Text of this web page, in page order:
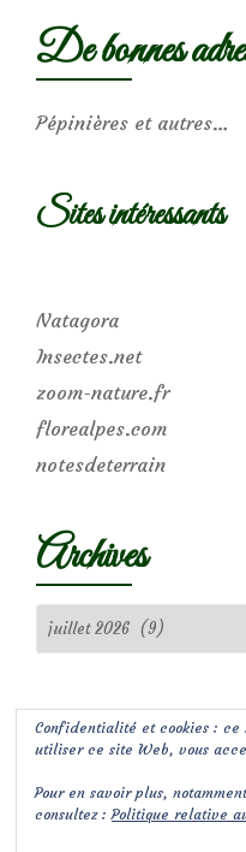
De bonnes
Pépinières et autres…
Sites intéressants
Natagora
Insectes.net
zoom-nature.fr
florealpes.com
notesdeterrain
Archives
Confidentialité et cookies : ce
utiliser ce site Web, vous
Pour en savoir plus,
consultez :Politique relative